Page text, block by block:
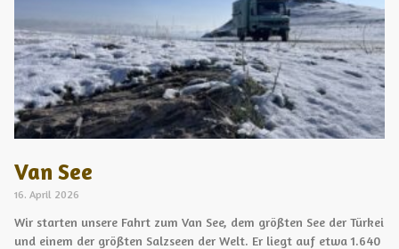
Van See
16. April 2026
Wir starten unsere Fahrt zum Van See, dem größten See der Türkei
und einem der größten Salzseen der Welt. Er liegt auf etwa 1.640